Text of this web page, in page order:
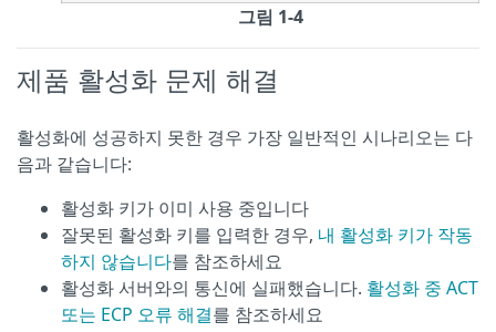
그림 1-4
제품 활성화 문제 해결
활성화에 성공하지 못한 경우 가장 일반적인 시나리오는 다
음과 같습니다:
활성화 키가 이미 사용 중입니다
잘못된 활성화 키를 입력한 경우, 내 활성화 키가 작동
하지 않습니다를 참조하세요
활성화 서버와의 통신에 실패했습니다. 활성화 중 ACT
또는 ECP 오류 해결를 참조하세요